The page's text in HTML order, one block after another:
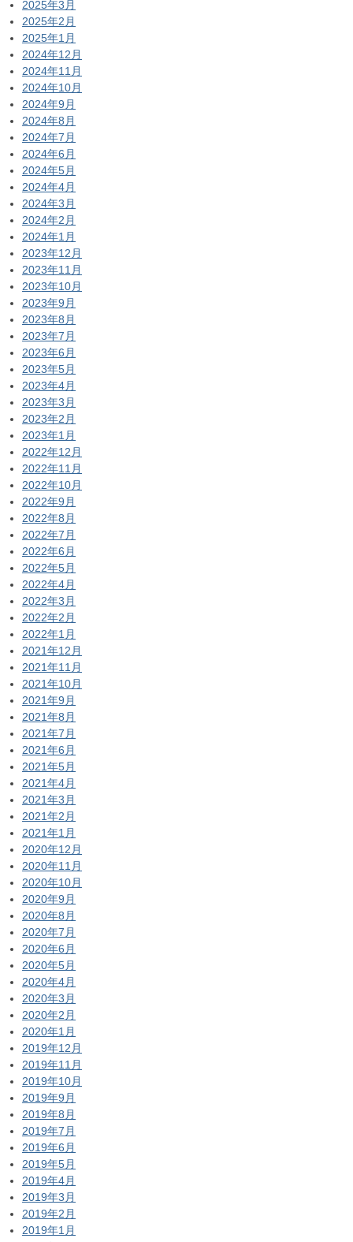
2025年3月
2025年2月
2025年1月
2024年12月
2024年11月
2024年10月
2024年9月
2024年8月
2024年7月
2024年6月
2024年5月
2024年4月
2024年3月
2024年2月
2024年1月
2023年12月
2023年11月
2023年10月
2023年9月
2023年8月
2023年7月
2023年6月
2023年5月
2023年4月
2023年3月
2023年2月
2023年1月
2022年12月
2022年11月
2022年10月
2022年9月
2022年8月
2022年7月
2022年6月
2022年5月
2022年4月
2022年3月
2022年2月
2022年1月
2021年12月
2021年11月
2021年10月
2021年9月
2021年8月
2021年7月
2021年6月
2021年5月
2021年4月
2021年3月
2021年2月
2021年1月
2020年12月
2020年11月
2020年10月
2020年9月
2020年8月
2020年7月
2020年6月
2020年5月
2020年4月
2020年3月
2020年2月
2020年1月
2019年12月
2019年11月
2019年10月
2019年9月
2019年8月
2019年7月
2019年6月
2019年5月
2019年4月
2019年3月
2019年2月
2019年1月